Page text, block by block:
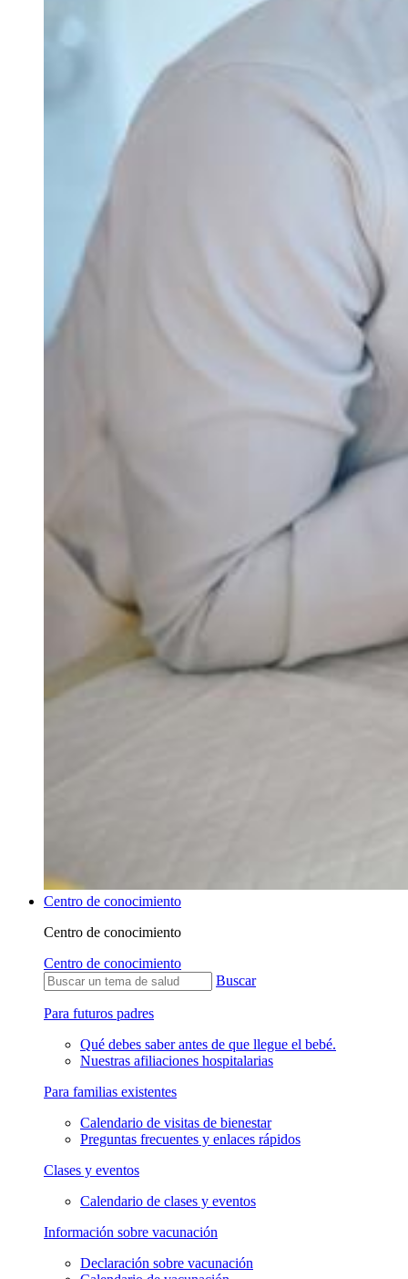
Centro de conocimiento
Centro de conocimiento
Centro de conocimiento
Buscar
Para futuros padres
Qué debes saber antes de que llegue el bebé.
Nuestras afiliaciones hospitalarias
Para familias existentes
Calendario de visitas de bienestar
Preguntas frecuentes y enlaces rápidos
Clases y eventos
Calendario de clases y eventos
Información sobre vacunación
Declaración sobre vacunación